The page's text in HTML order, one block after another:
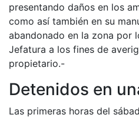
presentando daños en los
como así también en su
abandonado en la zona por
Jefatura a los fines de
propietario.-
Detenidos en
Las primeras horas del